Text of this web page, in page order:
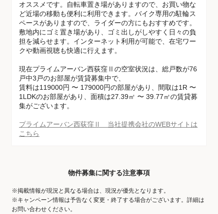
オススメです。自転車置き場がありますので、お買い物な
ど近場の移動も便利に利用できます。バイク専用の駐輪ス
ペースがありますので、ライダーの方にもおすすめです。
敷地内にゴミ置き場があり、ゴミ出しがしやすく日々の負
担を減らせます。インターネット利用が可能で、在宅ワー
クや動画視聴も快適に行えます。
現在プライムアーバン西荻窪Ⅱの空室状況は、総戸数が76
戸中3戸のお部屋が賃貸募集中で、
賃料は119000円 〜 179000円の部屋があり、間取は1R 〜
1LDKのお部屋があり、面積は27.39㎡ 〜 39.77㎡の賃貸募
集がございます。
プライムアーバン西荻窪Ⅱ 当社提携会社のWEBサイトは
こちら
物件募集に関する注意事項
※掲載情報が現況と異なる場合は、現況が優先となります。
※キャンペーン情報は予告なく変更・終了する場合がございます。詳細は
お問い合わせください。